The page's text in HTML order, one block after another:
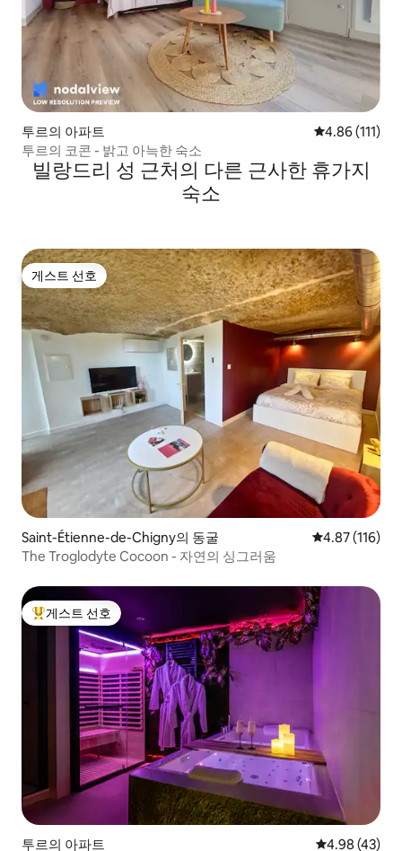
투르의 아파트 평점 4.86점(5
4.86 (111)
투르의 코콘 - 밝고 아늑한 숙소
빌랑드리 성 근처의 다른 근사한 휴가지
숙소
게스트 선호
게스트 선호
Saint-Étienne-de-Chigny의 동굴 평점 4.87점(5
4.87 (116)
The Troglodyte Cocoon - 자연의 싱그러움
상위 게스트 선호
게스트 선호
투르의 아파트 평점 4.98점(5
4.98 (43)